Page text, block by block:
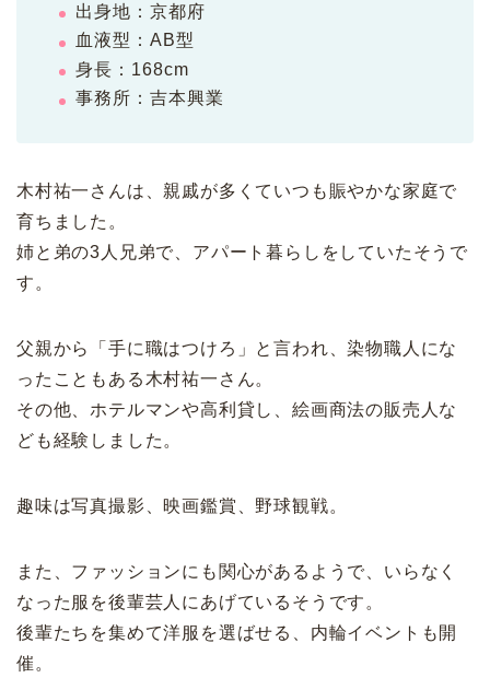
出身地：京都府
血液型：AB型
身長：168cm
事務所：吉本興業
木村祐一さんは、親戚が多くていつも賑やかな家庭で
育ちました。
姉と弟の3人兄弟で、アパート暮らしをしていたそうで
す。
父親から「手に職はつけろ」と言われ、染物職人にな
ったこともある木村祐一さん。
その他、ホテルマンや高利貸し、絵画商法の販売人な
ども経験しました。
趣味は写真撮影、映画鑑賞、野球観戦。
また、ファッションにも関心があるようで、いらなく
なった服を後輩芸人にあげているそうです。
後輩たちを集めて洋服を選ばせる、内輪イベントも開
催。